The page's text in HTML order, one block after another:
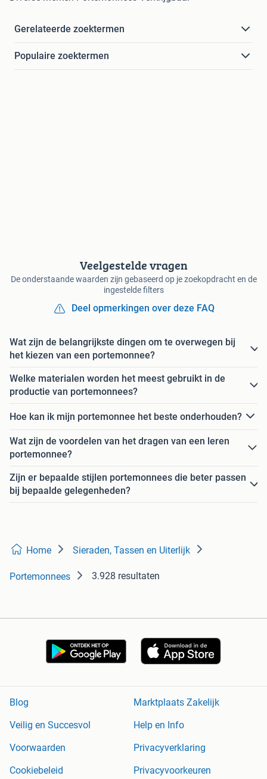
Gerelateerde zoektermen
Populaire zoektermen
Veelgestelde vragen
De onderstaande waarden zijn gebaseerd op je zoekopdracht en de
ingestelde filters
Deel opmerkingen over deze FAQ
Wat zijn de belangrijkste dingen om te overwegen bij
het kiezen van een portemonnee?
Welke materialen worden het meest gebruikt in de
productie van portemonnees?
Hoe kan ik mijn portemonnee het beste onderhouden?
Wat zijn de voordelen van het dragen van een leren
portemonnee?
Zijn er bepaalde stijlen portemonnees die beter passen
bij bepaalde gelegenheden?
Home Sieraden, Tassen en Uiterlijk
Portemonnees 3.928 resultaten
Blog
Marktplaats Zakelijk
Veilig en Succesvol
Help en Info
Voorwaarden
Privacyverklaring
Cookiebeleid
Privacyvoorkeuren